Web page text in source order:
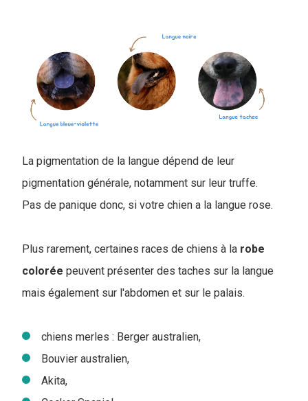
La pigmentation de la langue dépend de leur
pigmentation générale, notamment sur leur truffe.
Pas de panique donc, si votre chien a la langue rose.
Plus rarement, certaines races de chiens à la robe
colorée peuvent présenter des taches sur la langue
mais également sur l'abdomen et sur le palais.
chiens merles : Berger australien,
Bouvier australien,
Akita,